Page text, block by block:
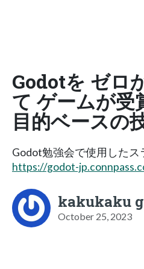
Godotを ゼロ
て ゲームが受
目的ベースの
Godot勉強会で使用したス
https://godot-
kakukaku
October 25, 2023